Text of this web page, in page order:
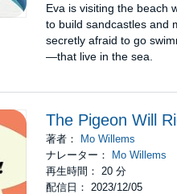
Eva is visiting the beach
to build sandcastles and
secretly afraid to go
—that live in the sea.
The Pigeon Will
著者：
Mo Willems
ナレーター：
Mo Willems
再生時間： 20 分
配信日： 2023/12/05